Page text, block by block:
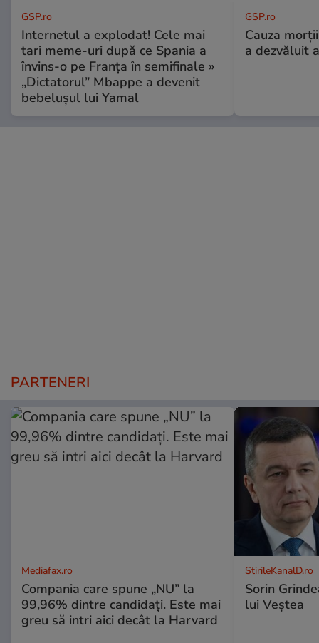
GSP.ro
Internetul a explodat! Cele mai
tari meme-uri după ce Spania a
învins-o pe Franța în semifinale »
„Dictatorul” Mbappe a devenit
bebelușul lui Yamal
GSP.ro
Cauza
a dezvăluit
PARTENERI
Mediafax.ro
Compania care spune „NU” la
99,96% dintre candidați. Este mai
greu să intri aici decât la Harvard
StirileKanalD.ro
Sorin
lui Veștea